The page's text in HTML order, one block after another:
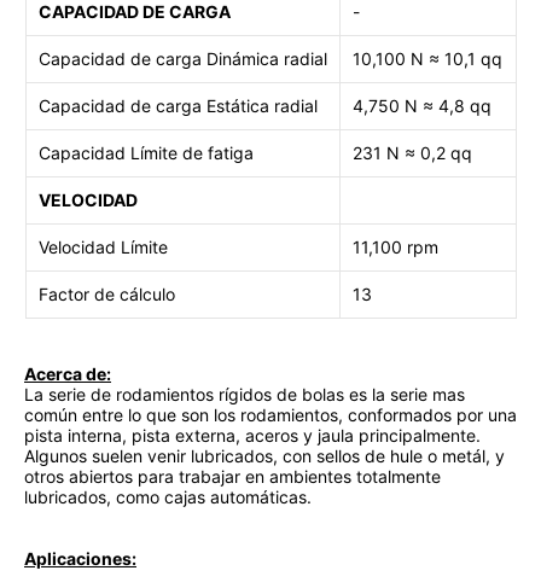
CAPACIDAD DE CARGA -
Capacidad de carga Dinámica radial 10,100 N ≈ 10,1 qq
Capacidad de carga Estática radial 4,750 N ≈ 4,8 qq
Capacidad Límite de fatiga 231 N ≈ 0,2 qq
VELOCIDAD
Velocidad Límite 11,100 rpm
Factor de cálculo 13
Acerca de:
La serie de rodamientos rígidos de bolas es la serie mas
común entre lo que son los rodamientos, conformados por una
pista interna, pista externa, aceros y jaula principalmente.
Algunos suelen venir lubricados, con sellos de hule o metál, y
otros abiertos para trabajar en ambientes totalmente
lubricados, como cajas automáticas.
Aplicaciones: